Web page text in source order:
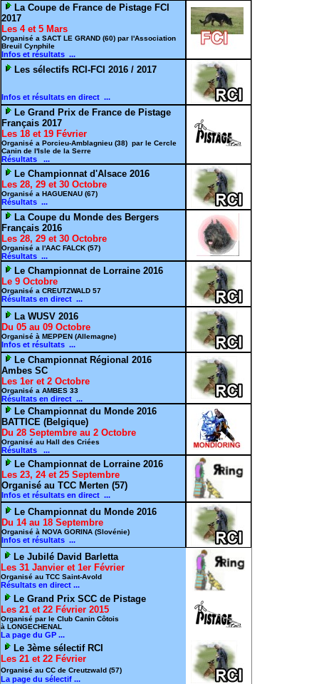
La Coupe de France de Pistage FCI
2017
Les 4 et 5 Mars
Organisé a SACT LE GRAND (60) par l'Association
Breuil Cynphile
Infos et résultats ...
Les sélectifs RCI-FCI 2016 / 2017
Infos et résultats en direct ...
Le Grand Prix de France de Pistage
Français 2017
Les 18 et 19 Février
Organisé a Porcieu-Amblagnieu (38) par le Cercle
Canin de l'Isle de la Serre
Résultats ...
Le Championnat d'Alsace 2016
Les 28, 29 et 30 Octobre
Organisé a HAGUENAU (67)
Résultats ...
La Coupe du Monde des Bergers
Français 2016
Les 28, 29 et 30 Octobre
Organisé a l'AAC FALCK (57)
Résultats ...
Le Championnat de Lorraine 2016
Le 9 Octobre
Organisé a CREUTZWALD 57
Résultats en direct ...
La WUSV 2016
Du 05 au 09 Octobre
Organisé à MEPPEN (Allemagne)
Infos et résultats ...
Le Championnat Régional 2016
Ambes SC
Les 1er et 2 Octobre
Organisé a AMBES 33
Résultats en direct ...
Le Championnat du Monde 2016
BATTICE (Belgique)
Du 28 Septembre au 2 Octobre
Organisé au Hall des Criées
Résultats ...
Le Championnat de Lorraine 2016
Les 23, 24 et 25 Septembre
Organisé au TCC Merten (57)
Infos et résultats en direct ...
Le Championnat du Monde 2016
Du 14 au 18 Septembre
Organisé à NOVA GORINA (Slovénie)
Infos et résultats ...
Le Jubilé David Barletta
Les 31 Janvier et 1er Février
Organisé au TCC Saint-Avold
Résultats en direct ...
Le Grand Prix SCC de Pistage
Les 21 et 22 Février 2015
Organisé par le Club Canin Côtois
à LONGECHENAL
La page du GP ...
Le 3ème sélectif RCI
Les 21 et 22 Février
Organisé au CC de Creutzwald (57)
La page du sélectif ...